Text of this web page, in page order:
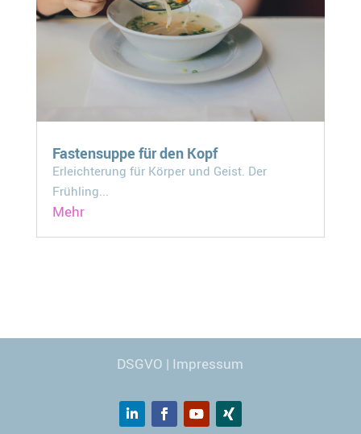
Fastensuppe für den Kopf
Erleichterung für Körper und Geist. Der
Frühling...
Mehr
DSGVO | Impressum